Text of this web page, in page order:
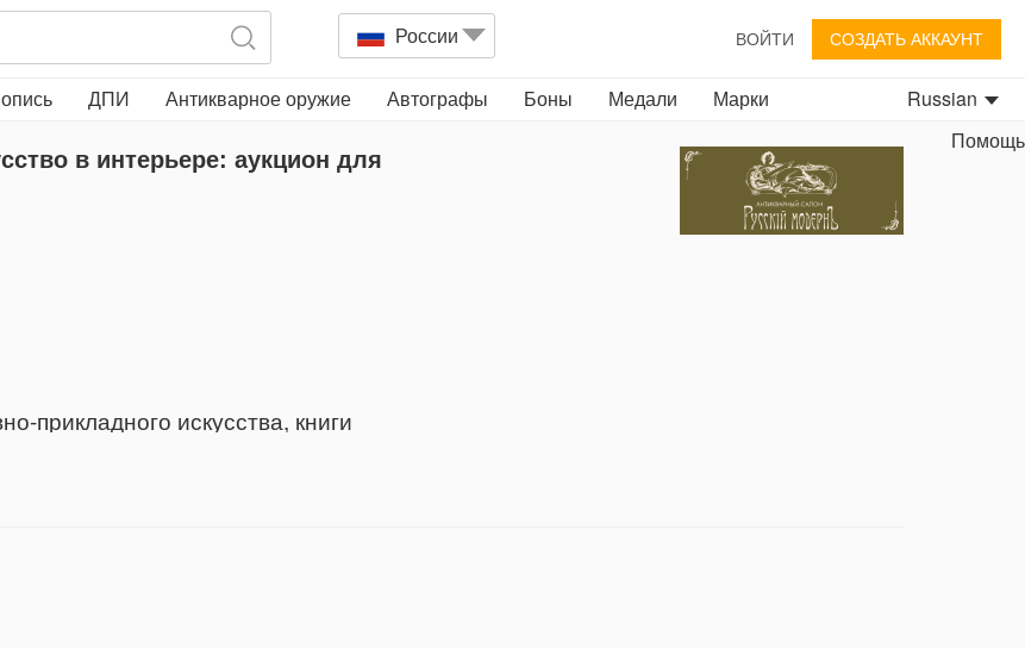
России ВОЙТИ СОЗДАТЬ АККАУНТ
ДПИ Антикварное оружие Автографы Боны Медали Марки
Russian
Помощь
в интерьере: аукцион для
прикладного искусства, книги